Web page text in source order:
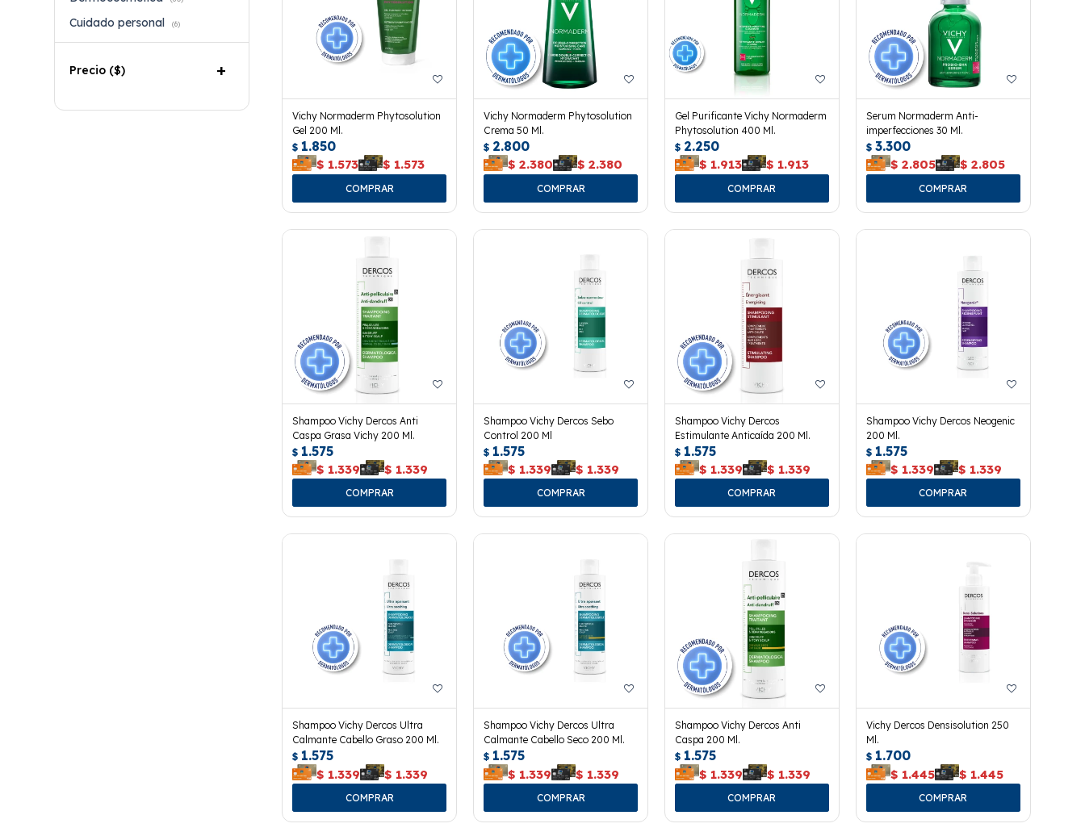
Vichy Normaderm Phytosolution
Gel 200 Ml.
$ 1.850
$ 1.573 $ 1.573
Vichy Normaderm Phytosolution
Crema 50 Ml.
$ 2.800
$ 2.380 $ 2.380
Gel Purificante Vichy Normaderm
Phytosolution 400 Ml.
$ 2.250
$ 1.913 $ 1.913
Serum Normaderm Anti-
imperfecciones 30 Ml.
$ 3.300
$ 2.805 $ 2.805
Shampoo Vichy Dercos Anti
Caspa Grasa Vichy 200 Ml.
$ 1.575
$ 1.339 $ 1.339
Shampoo Vichy Dercos Sebo
Control 200 Ml
$ 1.575
$ 1.339 $ 1.339
Shampoo Vichy Dercos
Estimulante Anticaída 200 Ml.
$ 1.575
$ 1.339 $ 1.339
Shampoo Vichy Dercos Neogenic
200 Ml.
$ 1.575
$ 1.339 $ 1.339
Shampoo Vichy Dercos Ultra
Calmante Cabello Graso 200 Ml.
$ 1.575
$ 1.339 $ 1.339
Shampoo Vichy Dercos Ultra
Calmante Cabello Seco 200 Ml.
$ 1.575
$ 1.339 $ 1.339
Shampoo Vichy Dercos Anti
Caspa 200 Ml.
$ 1.575
$ 1.339 $ 1.339
Vichy Dercos Densisolution 250
Ml.
$ 1.700
$ 1.445 $ 1.445
Cuidado personal (6)
Precio ($)